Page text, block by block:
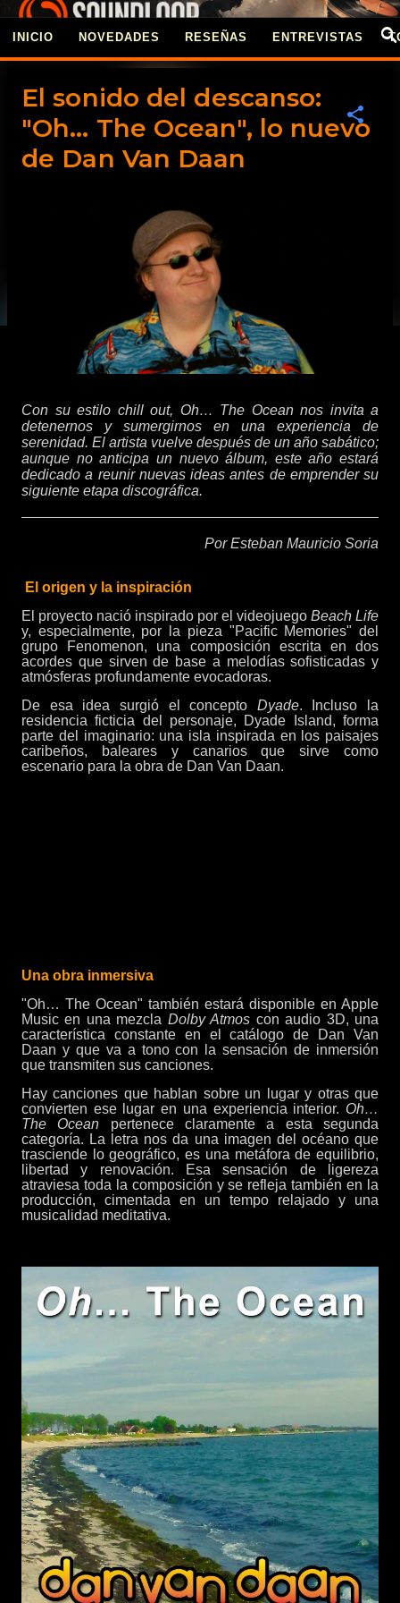
Ir al contenido principal
REVISTA
INICIO NOVEDADES RESEÑAS ENTREVISTAS
El sonido del descanso:
"Oh… The Ocean", lo nuevo
de Dan Van Daan
Con su estilo chill out, Oh… The Ocean nos invita a
detenernos y sumergirnos en una experiencia de
serenidad. El artista vuelve después de un año sabático;
aunque no anticipa un nuevo álbum, este año estará
dedicado a reunir nuevas ideas antes de emprender su
siguiente etapa discográfica.
Por Esteban Mauricio Soria
El origen y la inspiración
El proyecto nació inspirado por el videojuego Beach Life
y, especialmente, por la pieza "Pacific Memories" del
grupo Fenomenon, una composición escrita en dos
acordes que sirven de base a melodías sofisticadas y
atmósferas profundamente evocadoras.
De esa idea surgió el concepto Dyade. Incluso la
residencia ficticia del personaje, Dyade Island, forma
parte del imaginario: una isla inspirada en los paisajes
caribeños, baleares y canarios que sirve como
escenario para la obra de Dan Van Daan.
Una obra inmersiva
"Oh… The Ocean" también estará disponible en Apple
Music en una mezcla Dolby Atmos con audio 3D, una
característica constante en el catálogo de Dan Van
Daan y que va a tono con la sensación de inmersión
que transmiten sus canciones.
Hay canciones que hablan sobre un lugar y otras que
convierten ese lugar en una experiencia interior. Oh…
The Ocean pertenece claramente a esta segunda
categoría. La letra nos da una imagen del océano que
trasciende lo geográfico, es una metáfora de equilibrio,
libertad y renovación. Esa sensación de ligereza
atraviesa toda la composición y se refleja también en la
producción, cimentada en un tempo relajado y una
musicalidad meditativa.